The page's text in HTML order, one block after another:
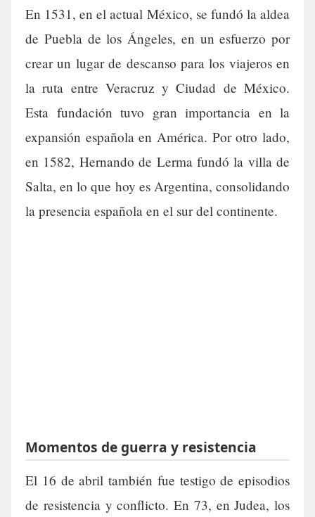
En 1531, en el actual México, se fundó la aldea
de Puebla de los Ángeles, en un esfuerzo por
crear un lugar de descanso para los viajeros en
la ruta entre Veracruz y Ciudad de México.
Esta fundación tuvo gran importancia en la
expansión española en América. Por otro lado,
en 1582, Hernando de Lerma fundó la villa de
Salta, en lo que hoy es Argentina, consolidando
la presencia española en el sur del continente.
Momentos de guerra y resistencia
El 16 de abril también fue testigo de episodios
de resistencia y conflicto. En 73, en Judea, los